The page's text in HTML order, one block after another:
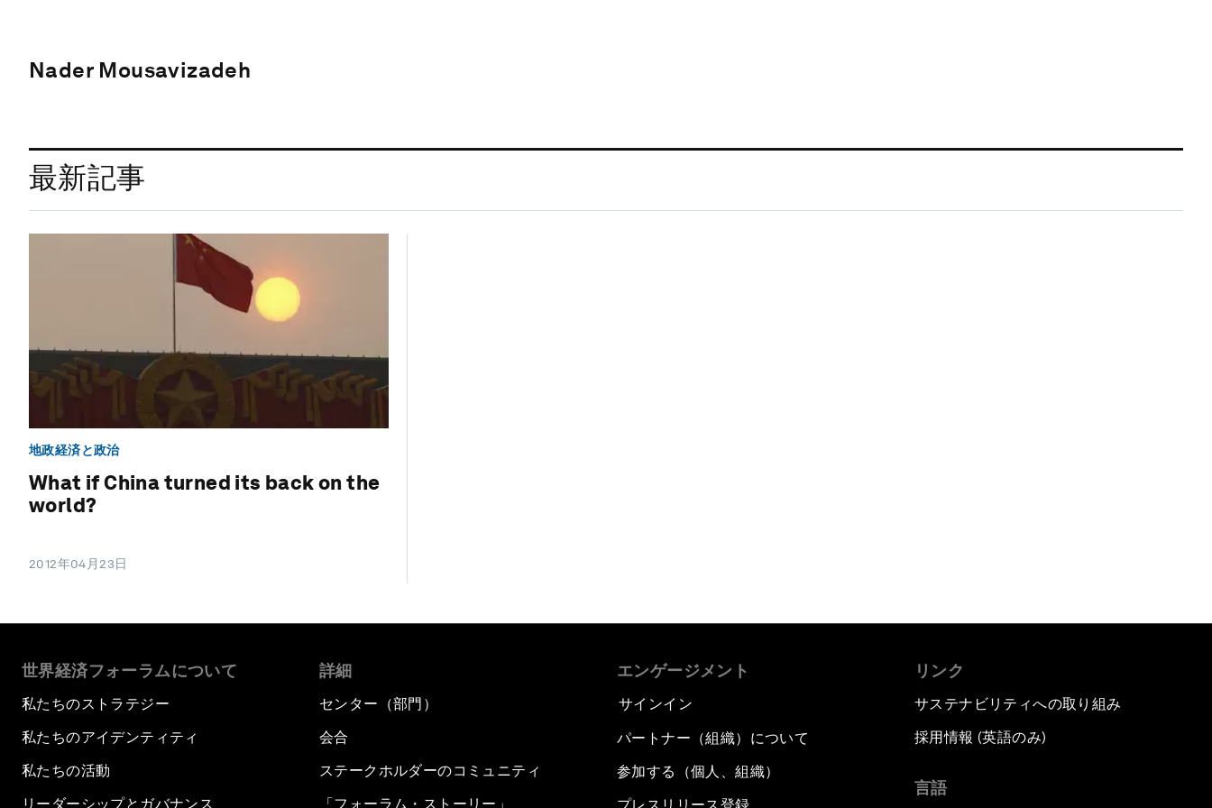
Nader Mousavizadeh
最新記事
地政経済と政治
What if China turned its back on the
world?
2012年04月23日
世界経済フォーラムについて
私たちのストラテジー
私たちのアイデンティティ
私たちの活動
リーダーシップとガバナンス
詳細
センター（部門）
会合
ステークホルダーのコミュニティ
「フォーラム・ストーリー」
エンゲージメント
サインイン
パートナー（組織）について
参加する（個人、組織）
リンク
サステナビリティへの取り組み
採用情報 (英語のみ)
言語